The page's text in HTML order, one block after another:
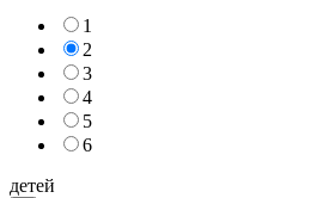
1
2
3
4
5
6
детей